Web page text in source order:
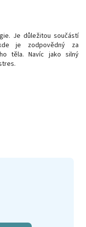
Je důležitou součástí
je zodpovědný za
těla. Navíc jako silný